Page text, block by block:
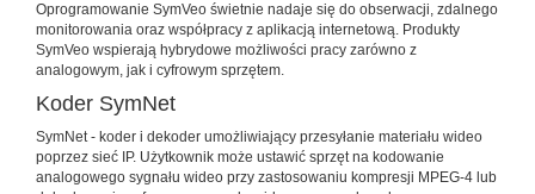
Oprogramowanie SymVeo świetnie nadaje się do obserwacji, zdalnego
monitorowania oraz współpracy z aplikacją internetową. Produkty
SymVeo wspierają hybrydowe możliwości pracy zarówno z
analogowym, jak i cyfrowym sprzętem.
Koder SymNet
SymNet - koder i dekoder umożliwiający przesyłanie materiału wideo
poprzez sieć IP. Użytkownik może ustawić sprzęt na kodowanie
analogowego sygnału wideo przy zastosowaniu kompresji MPEG-4 lub